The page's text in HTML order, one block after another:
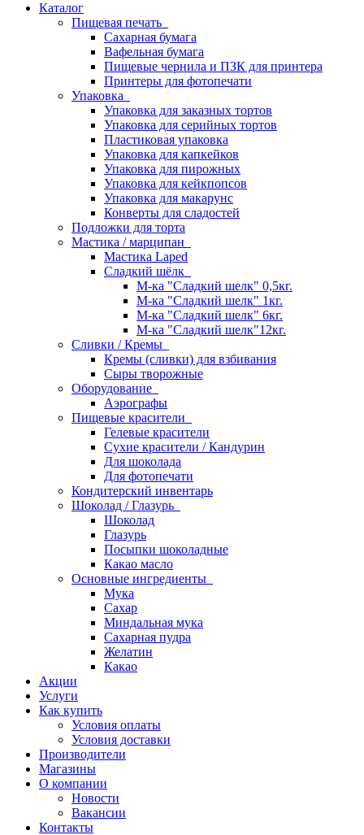
Каталог
Пищевая печать
Сахарная бумага
Вафельная бумага
Пищевые чернила и ПЗК для принтера
Принтеры для фотопечати
Упаковка
Упаковка для заказных тортов
Упаковка для серийных тортов
Пластиковая упаковка
Упаковка для капкейков
Упаковка для пирожных
Упаковка для кейкпопсов
Упаковка для макарунс
Конверты для сладостей
Подложки для торта
Мастика / марципан
Мастика Laped
Сладкий шёлк
М-ка "Сладкий шелк" 0,5кг.
М-ка "Сладкий шелк" 1кг.
М-ка "Сладкий шелк" 6кг.
М-ка "Сладкий шелк"12кг.
Сливки / Кремы
Кремы (сливки) для взбивания
Сыры творожные
Оборудование
Аэрографы
Пищевые красители
Гелевые красители
Сухие красители / Кандурин
Для шоколада
Для фотопечати
Кондитерский инвентарь
Шоколад / Глазурь
Шоколад
Глазурь
Посыпки шоколадные
Какао масло
Основные ингредиенты
Мука
Сахар
Миндальная мука
Сахарная пудра
Желатин
Какао
Акции
Услуги
Как купить
Условия оплаты
Условия доставки
Производители
Магазины
О компании
Новости
Вакансии
Контакты